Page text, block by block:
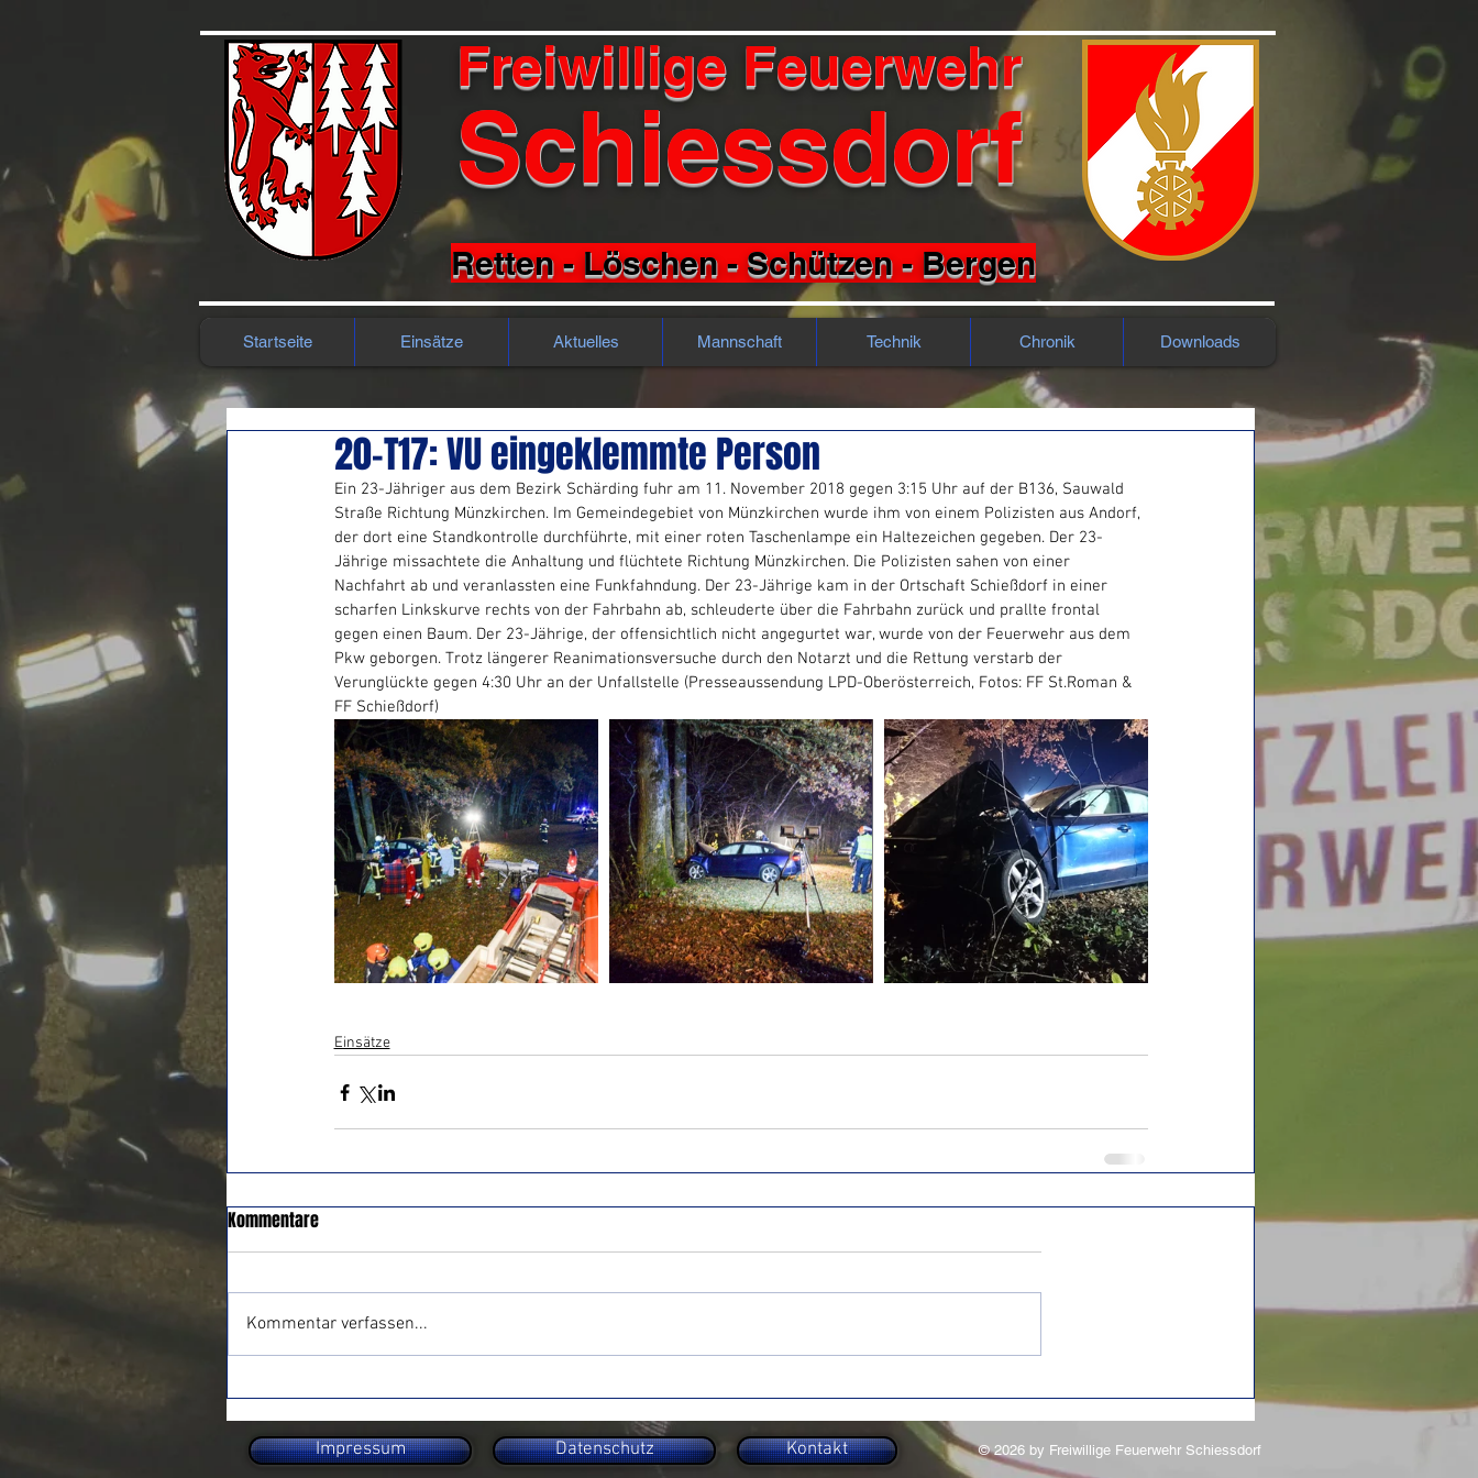
Freiwillige Feuerwehr
Schiessdorf
Retten - Löschen - Schützen - Bergen
Startseite Einsätze Aktuelles Mannschaft Technik Chronik Downloads
20-T17: VU eingeklemmte Person
Ein 23-Jähriger aus dem Bezirk Schärding fuhr am 11. November 2018 gegen 3:15 Uhr auf der B136, Sauwald
Straße Richtung Münzkirchen. Im Gemeindegebiet von Münzkirchen wurde ihm von einem Polizisten aus Andorf,
der dort eine Standkontrolle durchführte, mit einer roten Taschenlampe ein Haltezeichen gegeben. Der 23-
Jährige missachtete die Anhaltung und flüchtete Richtung Münzkirchen. Die Polizisten sahen von einer
Nachfahrt ab und veranlassten eine Funkfahndung. Der 23-Jährige kam in der Ortschaft Schießdorf in einer
scharfen Linkskurve rechts von der Fahrbahn ab, schleuderte über die Fahrbahn zurück und prallte frontal
gegen einen Baum. Der 23-Jährige, der offensichtlich nicht angegurtet war, wurde von der Feuerwehr aus dem
Pkw geborgen. Trotz längerer Reanimationsversuche durch den Notarzt und die Rettung verstarb der
Verunglückte gegen 4:30 Uhr an der Unfallstelle (Presseaussendung LPD-Oberösterreich, Fotos: FF St.Roman &
FF Schießdorf)
Einsätze
Kommentare
Kommentar verfassen...
Impressum Datenschutz Kontakt © 2026 by Freiwillige Feuerwehr Schiessdorf